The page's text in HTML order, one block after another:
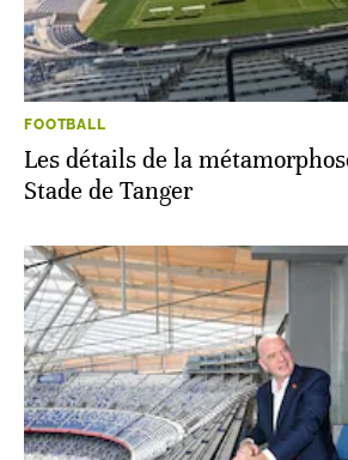
FOOTBALL
Les détails de la
Stade de Tanger